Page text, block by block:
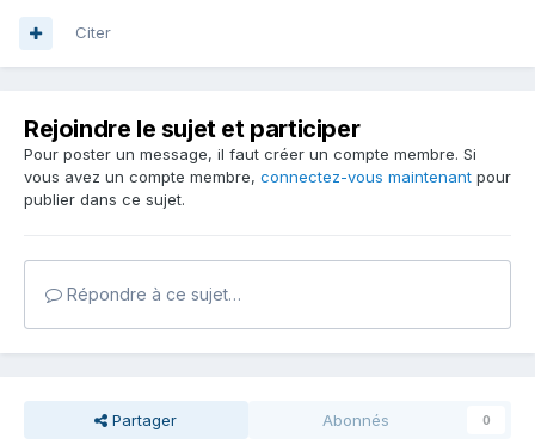
Citer
Rejoindre le sujet et participer
Pour poster un message, il faut créer un compte membre. Si
vous avez un compte membre, connectez-vous maintenant pour
publier dans ce sujet.
Répondre à ce sujet…
Partager Abonnés 0